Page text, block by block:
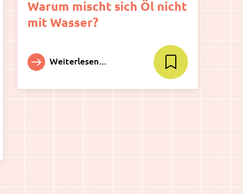
Warum mischt sich Öl nicht
mit Wasser?
Weiterlesen...